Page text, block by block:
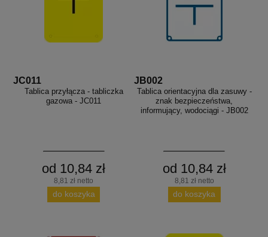
JC011
Tablica przyłącza - tabliczka
gazowa - JC011
od 10,84 zł
8,81 zł netto
do koszyka
JB002
Tablica orientacyjna dla zasuwy -
znak bezpieczeństwa,
informujący, wodociągi - JB002
od 10,84 zł
8,81 zł netto
do koszyka